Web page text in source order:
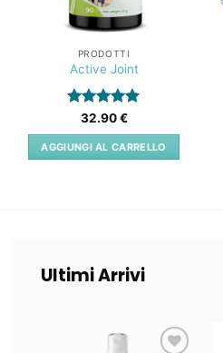
PRODOTTI
Active Joint
Valutato5
su 5
32.90€
AGGIUNGI AL CARRELLO
Ultimi Arrivi